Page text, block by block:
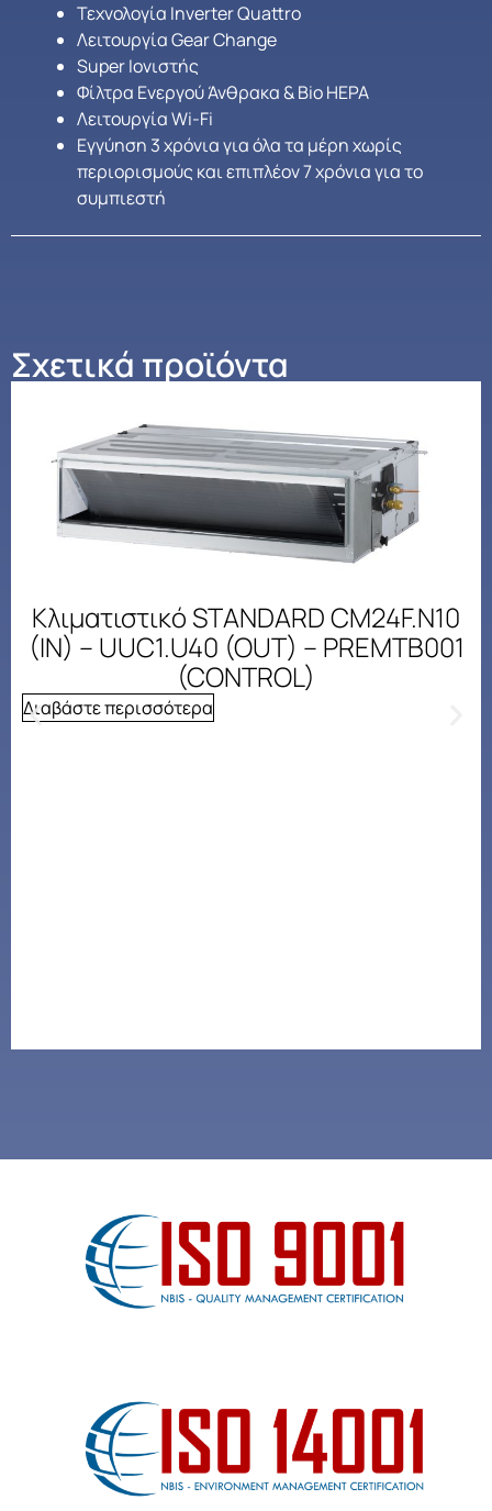
Τεχνολογία Inverter Quattro
Λειτουργία Gear Change
Super Ιονιστής
Φίλτρα Ενεργού Άνθρακα & Bio HEPA
Λειτουργία Wi-Fi
Εγγύηση 3 χρόνια για όλα τα μέρη χωρίς
περιορισμούς και επιπλέον 7 χρόνια για το
συμπιεστή
Σχετικά προϊόντα
Κλιματιστικό STANDARD CM24F.N10
(IN) – UUC1.U40 (OUT) – PREMTB001
(CONTROL)
Διαβάστε περισσότερα